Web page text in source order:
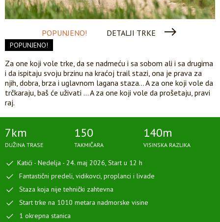
POPUNJENO! DETALJI TRKE
POPUNJENO!
Za one koji vole trke, da se nadmeću i sa sobom ali i sa drugima
i da ispitaju svoju brzinu na kraćoj trail stazi, ona je prava za
njih, dobra, brza i uglavnom lagana staza... A za one koji vole da
trčkaraju, baš će uživati ... A za one koji vole da prošetaju, pravi
raj.
7km
DUŽINA TRASE
150
TAKMIČARA
140m
VISINSKA RAZLIKA
Katići - Nedelja - 24. maj 2026, Start u 12 h
Fantastični predeli, vidikovci, proplanci i livade
Staza koja nije tehnički zahtevna
Start trke na 1010 metara nadmorske visine
1 okrepna stanica